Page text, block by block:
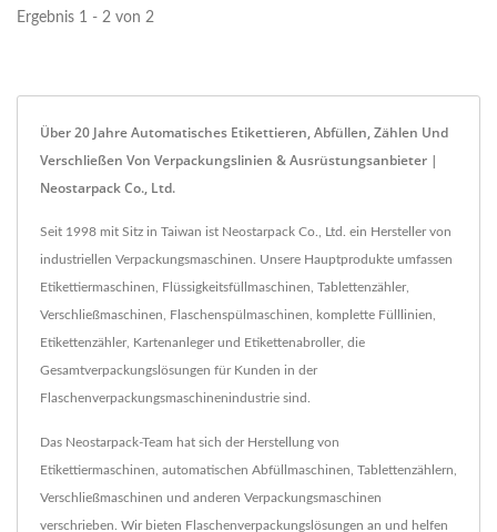
Ergebnis 1 - 2 von 2
Über 20 Jahre Automatisches Etikettieren, Abfüllen, Zählen Und
Verschließen Von Verpackungslinien & Ausrüstungsanbieter |
Neostarpack Co., Ltd.
Seit 1998 mit Sitz in Taiwan ist Neostarpack Co., Ltd. ein Hersteller von
industriellen Verpackungsmaschinen. Unsere Hauptprodukte umfassen
Etikettiermaschinen, Flüssigkeitsfüllmaschinen, Tablettenzähler,
Verschließmaschinen, Flaschenspülmaschinen, komplette Fülllinien,
Etikettenzähler, Kartenanleger und Etikettenabroller, die
Gesamtverpackungslösungen für Kunden in der
Flaschenverpackungsmaschinenindustrie sind.
Das Neostarpack-Team hat sich der Herstellung von
Etikettiermaschinen, automatischen Abfüllmaschinen, Tablettenzählern,
Verschließmaschinen und anderen Verpackungsmaschinen
verschrieben. Wir bieten Flaschenverpackungslösungen an und helfen